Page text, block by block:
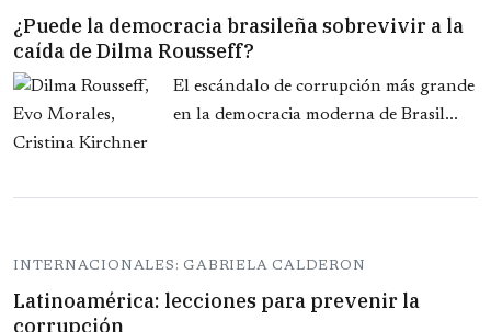
¿Puede la democracia brasileña sobrevivir a la
caída de Dilma Rousseff?
El escándalo de corrupción más grande
en la democracia moderna de Brasil...
INTERNACIONALES: GABRIELA CALDERON
Latinoamérica: lecciones para prevenir la
corrupción